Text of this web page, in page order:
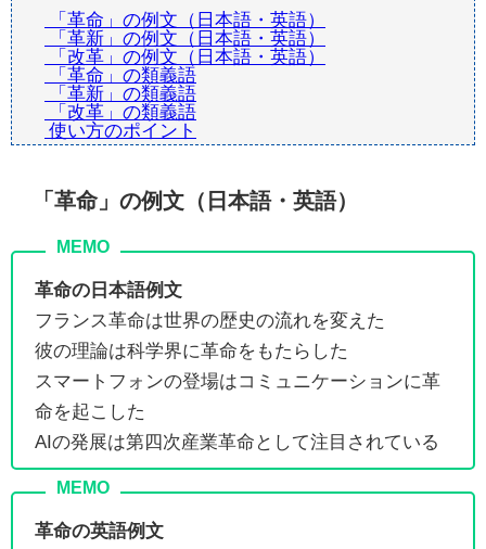
「革命」の例文（日本語・英語）
「革新」の例文（日本語・英語）
「改革」の例文（日本語・英語）
「革命」の類義語
「革新」の類義語
「改革」の類義語
使い方のポイント
「革命」の例文（日本語・英語）
革命の日本語例文
フランス革命は世界の歴史の流れを変えた
彼の理論は科学界に革命をもたらした
スマートフォンの登場はコミュニケーションに革
命を起こした
AIの発展は第四次産業革命として注目されている
革命の英語例文